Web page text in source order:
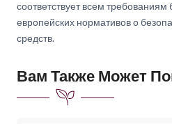
соответствует всем требованиям
европейских нормативов о
средств.
Вам Также Может